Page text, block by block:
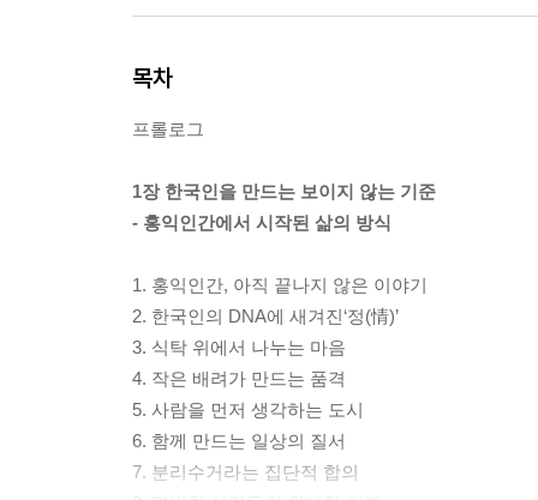
목차
프롤로그
1장 한국인을 만드는 보이지 않는 기준
- 홍익인간에서 시작된 삶의 방식
1. 홍익인간, 아직 끝나지 않은 이야기
2. 한국인의 DNA에 새겨진‘정(情)’
3. 식탁 위에서 나누는 마음
4. 작은 배려가 만드는 품격
5. 사람을 먼저 생각하는 도시
6. 함께 만드는 일상의 질서
7. 분리수거라는 집단적 합의